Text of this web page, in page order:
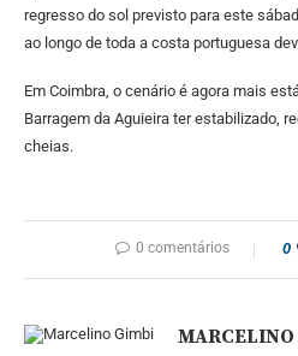
regresso do sol previsto para este
ao longo de toda a costa portuguesa
Em Coimbra, o cenário é agora mais
Barragem da Aguieira ter estabilizado,
cheias.
0 comentários 0